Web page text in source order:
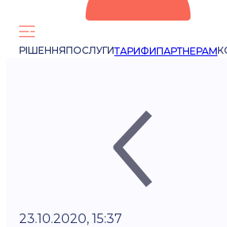
РІШЕННЯПОСЛУГИТАРИФИПАРТНЕРАМ
23.10.2020, 15:37